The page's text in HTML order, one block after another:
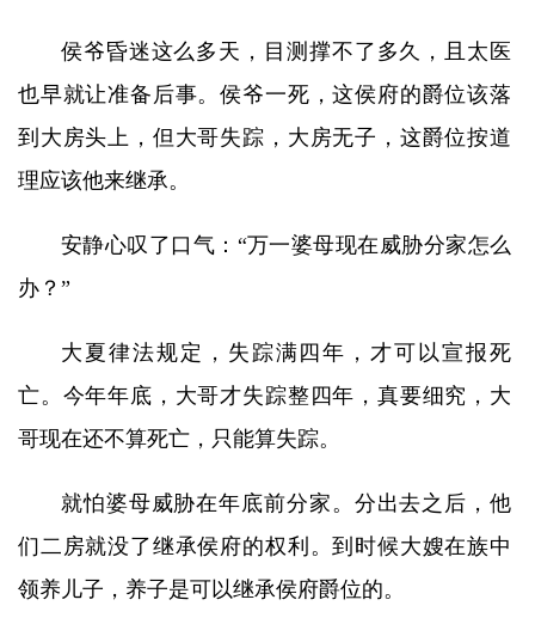
侯爷昏迷这么多天，目测撑不了多久，且太医
也早就让准备后事。侯爷一死，这侯府的爵位该落
到大房头上，但大哥失踪，大房无子，这爵位按道
理应该他来继承。
安静心叹了口气：“万一婆母现在威胁分家怎么
办？”
大夏律法规定，失踪满四年，才可以宣报死
亡。今年年底，大哥才失踪整四年，真要细究，大
哥现在还不算死亡，只能算失踪。
就怕婆母威胁在年底前分家。分出去之后，他
们二房就没了继承侯府的权利。到时候大嫂在族中
领养儿子，养子是可以继承侯府爵位的。